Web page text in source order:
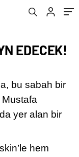
EDECEK!
bu sabah bir
yer alan bir
hem